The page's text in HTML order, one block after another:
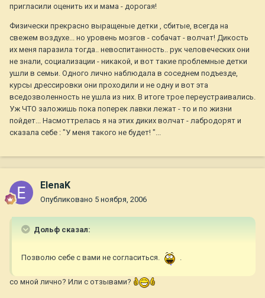
пригласили оценить их и мама - дорогая!
Физически прекрасно выращеные детки , сбитые, всегда на
свежем воздухе... но уровень мозгов - собачат - волчат! Дикость
их меня паразила тогда.. невоспитанность.. рук человеческих они
не знали, социализации - никакой, и вот такие проблемные детки
ушли в семьи. Одного лично наблюдала в соседнем подъезде,
курсы дрессировки они проходили и не одну и вот эта
вседозволенность не ушла из них. В итоге трое переустраивались.
Уж ЧТО заложишь пока поперек лавки лежат - то и по жизни
пойдет... Насмоттрелась я на этих диких волчат - лабродорят и
сказала себе : "У меня такого не будет! "...
ElenaK
Опубликовано 5 ноября, 2006
Дольф сказал:
Позволю себе с вами не согласиться. .
со мной лично? Или с отзывами?